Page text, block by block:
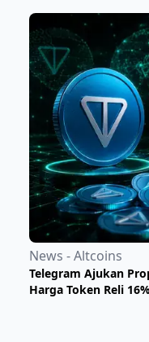
News - Altcoins
Telegram Ajukan
Harga Token Reli